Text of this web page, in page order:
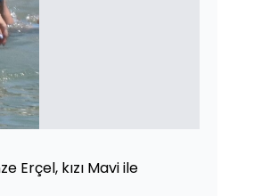
Erçel, kızı Mavi ile